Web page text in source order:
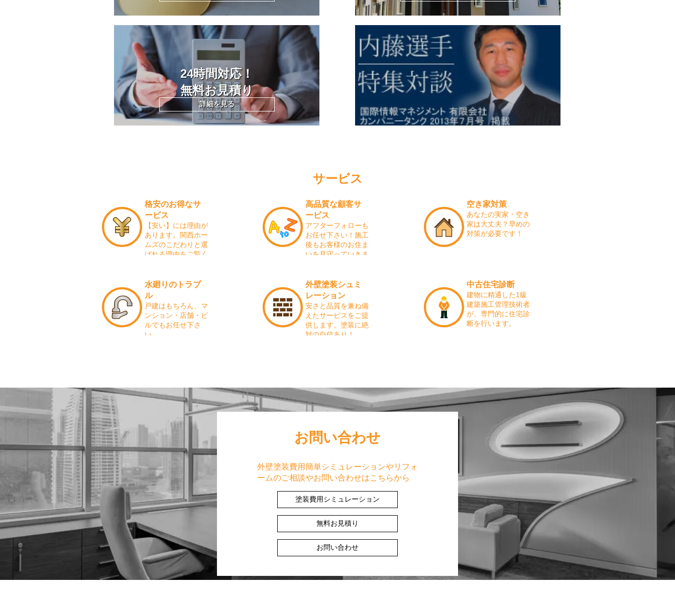
24時間対応！
無料お見積り
詳細を見る
サービス
格安のお得なサ
ービス
【安い】には理由が
あります。関西ホー
ムズのこだわりと選
ばれる理由をご覧く
高品質な顧客サ
ービス
アフターフォローも
お任せ下さい！施工
後もお客様のお住ま
いを見守っていきま
空き家対策
あなたの実家・空き
家は大丈夫？早めの
対策が必要です！
水廻りのトラブ
ル
戸建はもちろん、マ
ンション・店舗・ビ
ルでもお任せ下さ
い。
外壁塗装シュミ
レーション
安さと品質を兼ね備
えたサービスをご提
供します。塗装に絶
対の自信あり！
中古住宅診断
建物に精通した1級
建築施工管理技術者
が、専門的に住宅診
断を行います。
お問い合わせ
外壁塗装費用簡単シミュレーションやリフォ
ームのご相談やお問い合わせはこちらから
塗装費用シミュレーション
無料お見積り
お問い合わせ